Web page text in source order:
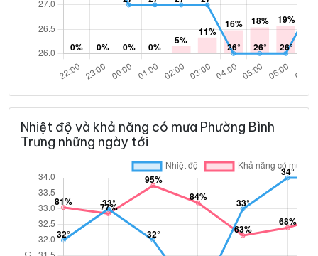
Nhiệt độ và khả năng có mưa Phường Bình
Trưng những ngày tới